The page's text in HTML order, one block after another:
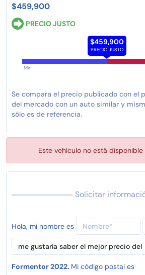
$459,900
PRECIO JUSTO
$459,900
PRECIO JUSTO
Min
Se compara el precio publicado con el
del mercado con un auto similar y
sólo es de referencia.
Este vehículo no está
Solicitar
Hola, mi nombre es
Formentor 2022. Mi código postal es